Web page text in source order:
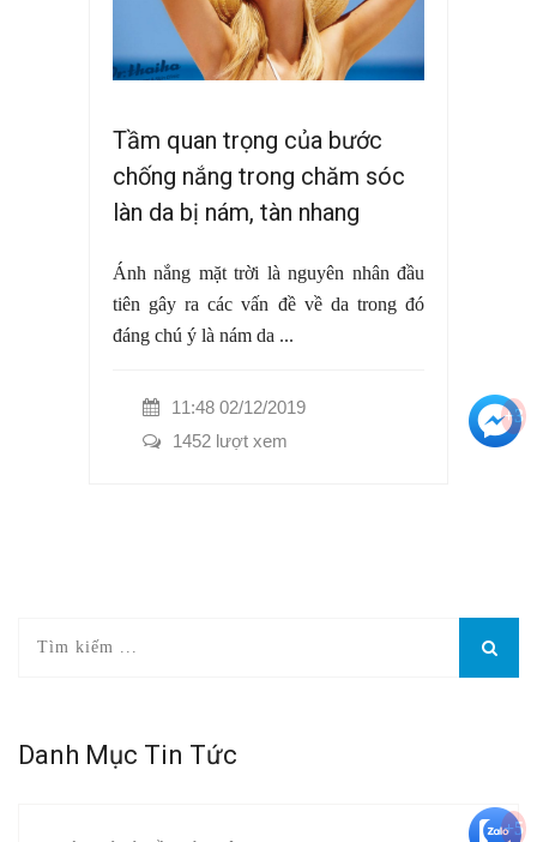
Tầm quan trọng của bước
chống nắng trong chăm sóc
làn da bị nám, tàn nhang
Ánh nắng mặt trời là nguyên nhân đầu
tiên gây ra các vấn đề về da trong đó
đáng chú ý là nám da ...
11:48 02/12/2019
1452 lượt xem
Danh Mục Tin Tức
+3
+5